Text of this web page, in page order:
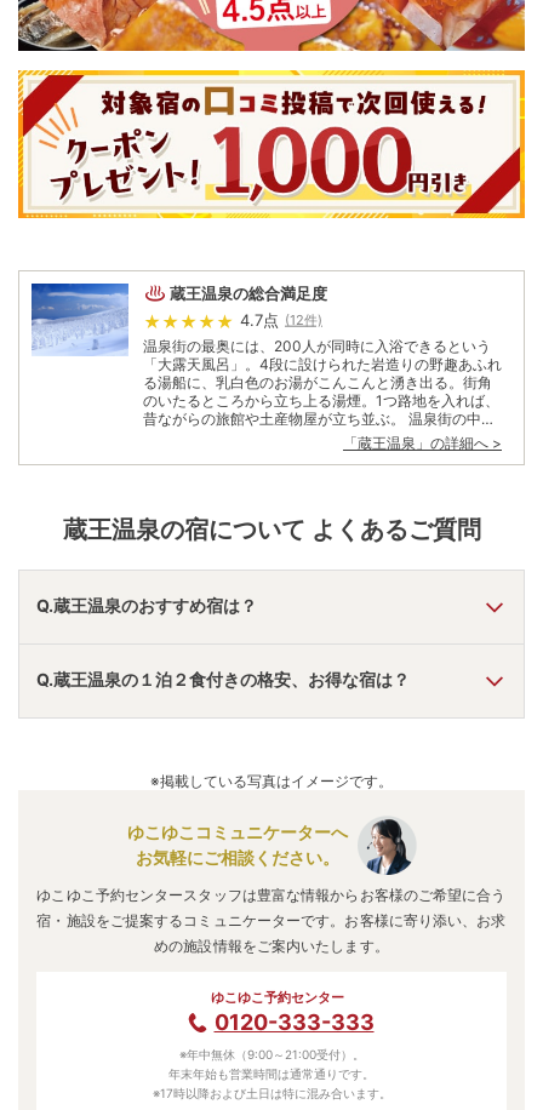
蔵王温泉の総合満足度
4.7点 (12件)
温泉街の最奥には、200人が同時に入浴できるという
「大露天風呂」。4段に設けられた岩造りの野趣あふれ
る湯船に、乳白色のお湯がこんこんと湧き出る。街角
のいたるところから立ち上る湯煙。1つ路地を入れば、
昔ながらの旅館や土産物屋が立ち並ぶ。 温泉街の中に
も、情緒ある共同浴場が3軒。温泉神社入口の「上
湯」、温泉街の中心に建つ「上湯」にひっそりと佇む
自然。シンボル「御釜」をはじめ新緑に紅葉、スキー
と幻想的な世界が広がる樹氷や雪の回廊が1年を通して
「蔵王温泉 」の詳細へ >
蔵王温泉の宿について よくあるご質問
Q.蔵王温泉のおすすめ宿は？
A.「仙渓園 月岡ホテル」・「かみのやま温泉 日本の宿
古窯
」・ 「 たちばなや 」 などの旅館・ホテルがおすすめの宿
泊先です。
Q.蔵王温泉の１泊２食付きの格安、お得な宿は？
ルがお得な価格で泊まれる宿泊先です。
※掲載している写真はイメージです。
ゆこゆこコミュニケーターへ
お気軽にご相談ください。
ゆこゆこ予約センタースタッフは豊富な情報からお客様のご希望に合う
宿・施設をご提案するコミュニケーターです。お客様に寄り添い、お求
めの施設情報をご案内いたします。
ゆこゆこ予約センター
0120-333-333
※年中無休（9:00～21:00受付）。
年末年始も営業時間は通常通りです。
※17時以降および土日は特に混み合います。